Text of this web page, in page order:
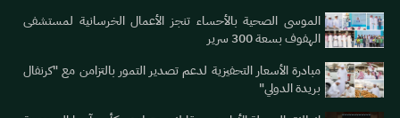
الموسى الصحية بالأحساء تنجز الأعمال الخرسانية لمستشفى
الهفوف بسعة 300 سرير
مبادرة الأسعار التحفيزية لدعم تصدير التمور بالتزامن مع "كرنفال
بريدة الدولي"